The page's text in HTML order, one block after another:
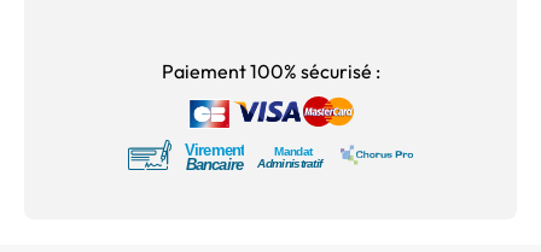
Paiement 100% sécurisé :